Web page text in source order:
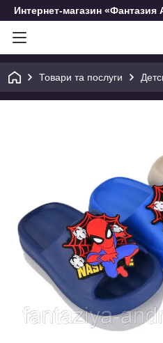
Интернет-магазин
Товари та послуги